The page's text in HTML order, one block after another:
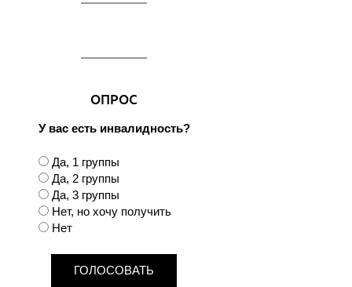
ОПРОС
У вас есть инвалидность?
В
а
р
и
а
Да, 1 группы
Да, 2 группы
Да, 3 группы
Нет, но хочу получить
Нет